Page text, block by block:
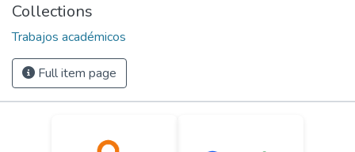
Collections
Trabajos académicos
Full item page